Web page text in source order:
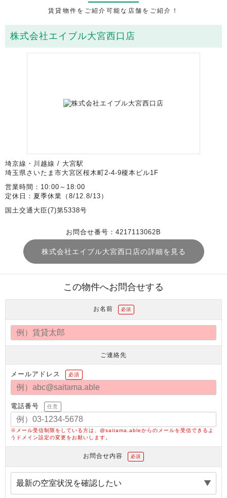
賃貸物件をご紹介可能な店舗をご紹介！
株式会社エイブル大宮西口店
埼京線・川越線 / 大宮駅
埼玉県さいたま市大宮区桜木町2-4-9榎本ビル1F
営業時間：10:00～18:00
定休日：夏季休業（8/12.8/13）
国土交通大臣(7)第5338号
お問合せ番号：4217113062B
株式会社エイブル大宮西口店の詳細を見る
この物件へお問合せする
お名前 必須
ご連絡先
メールアドレス 必須
電話番号 任意
※メール受信制限をしている方は、@saitama.ableからのメールを受信できるよ
うドメイン設定の変更をお願いします。
お問合せ内容 必須